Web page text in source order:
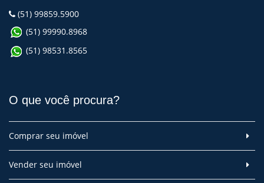
(51) 99859.5900
(51) 99990.8968
(51) 98531.8565
O que você procura?
Comprar seu imóvel
Vender seu imóvel